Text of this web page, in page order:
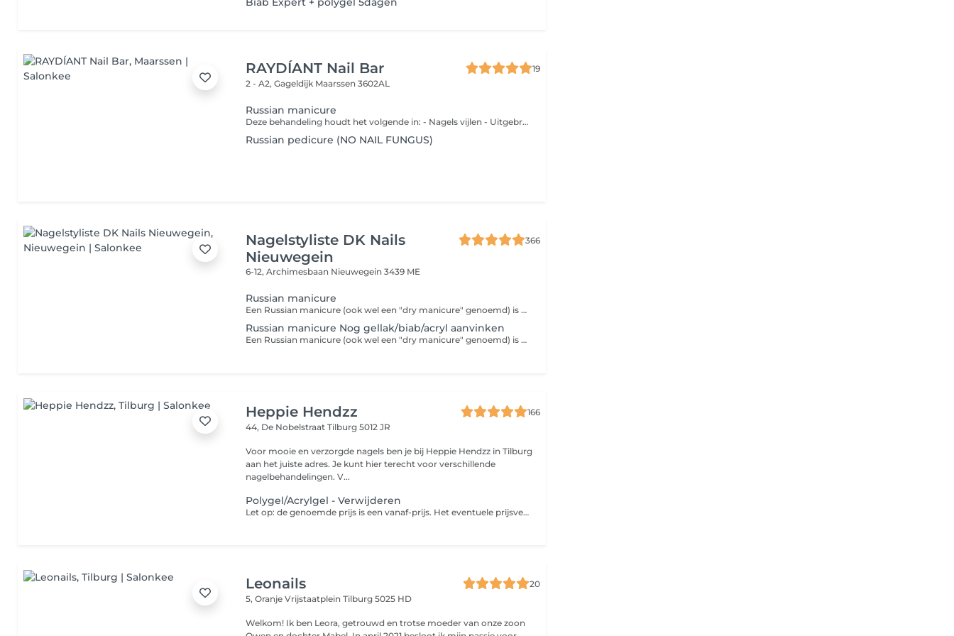
RAYDÍANT Nail Bar
19
2 - A2, Gageldijk Maarssen 3602AL
Russian manicure
Deze behandeling houdt het volgende in: - Nagels vijlen - Uitgebreide verzorging van de nagelriemen - Nagelplaat schoonmaken - Nagelplaat polijsten - Handcrème en nagelriemolie
Russian pedicure (NO NAIL FUNGUS)
Nagelstyliste DK Nails
Nieuwegein
366
6-12, Archimesbaan Nieuwegein 3439 ME
Russian manicure
Een Russian manicure (ook wel een "dry manicure" genoemd) is een manicure zonder water, waarbij met een elektrische vijl (e-file) en speciale bitjes de nagelriemen grondig worden gereinigd en gepolijst. Het doel is om de nagelriemen er heel netjes en glad uit te laten zien
Russian manicure Nog gellak/biab/acryl aanvinken
Een Russian manicure (ook wel een "dry manicure" genoemd) is een manicure zonder water, waarbij met een elektrische vijl (e-file) en speciale bitjes de nagelriemen grondig worden gereinigd en gepolijst. Het doel is om de nagelriemen er heel netjes en glad uit te laten zien
Heppie Hendzz
166
44, De NobelstraatTilburg 5012 JR
Voor mooie en verzorgde nagels ben je bij Heppie Hendzz in Tilburg
aan het juiste adres. Je kunt hier terecht voor verschillende
nagelbehandelingen. V...
Polygel/Acrylgel - Verwijderen
Let op: de genoemde prijs is een vanaf-prijs. Het eventuele prijsverschil wordt verrekend in de salon.
Leonails
20
5, Oranje VrijstaatpleinTilburg 5025 HD
Welkom! Ik ben Leora, getrouwd en trotse moeder van onze zoon